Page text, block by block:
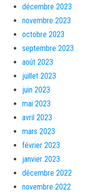
décembre 2023
novembre 2023
octobre 2023
septembre 2023
août 2023
juillet 2023
juin 2023
mai 2023
avril 2023
mars 2023
février 2023
janvier 2023
décembre 2022
novembre 2022